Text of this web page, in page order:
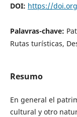
DOI: https://
Palavras-chave:
Rutas turísticas,
Resumo
En general el
cultural y otro